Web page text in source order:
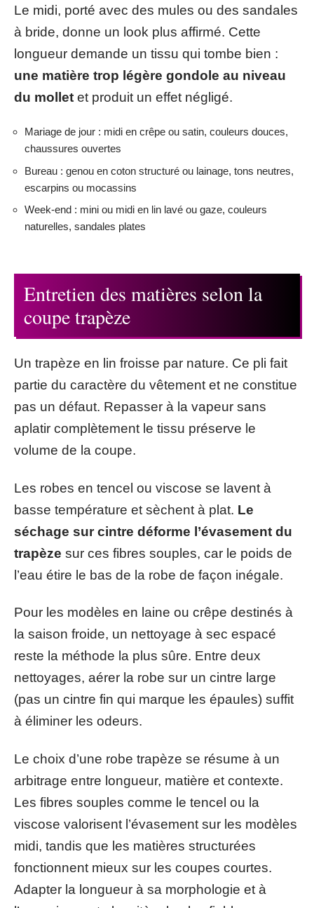
Le midi, porté avec des mules ou des sandales
à bride, donne un look plus affirmé. Cette
longueur demande un tissu qui tombe bien :
une matière trop légère gondole au niveau
du mollet et produit un effet négligé.
Mariage de jour : midi en crêpe ou satin, couleurs douces,
chaussures ouvertes
Bureau : genou en coton structuré ou lainage, tons neutres,
escarpins ou mocassins
Week-end : mini ou midi en lin lavé ou gaze, couleurs
naturelles, sandales plates
Entretien des matières selon la
coupe trapèze
Un trapèze en lin froisse par nature. Ce pli fait
partie du caractère du vêtement et ne constitue
pas un défaut. Repasser à la vapeur sans
aplatir complètement le tissu préserve le
volume de la coupe.
Les robes en tencel ou viscose se lavent à
basse température et sèchent à plat. Le
séchage sur cintre déforme l’évasement du
trapèze sur ces fibres souples, car le poids de
l’eau étire le bas de la robe de façon inégale.
Pour les modèles en laine ou crêpe destinés à
la saison froide, un nettoyage à sec espacé
reste la méthode la plus sûre. Entre deux
nettoyages, aérer la robe sur un cintre large
(pas un cintre fin qui marque les épaules) suffit
à éliminer les odeurs.
Le choix d’une robe trapèze se résume à un
arbitrage entre longueur, matière et contexte.
Les fibres souples comme le tencel ou la
viscose valorisent l’évasement sur les modèles
midi, tandis que les matières structurées
fonctionnent mieux sur les coupes courtes.
Adapter la longueur à sa morphologie et à